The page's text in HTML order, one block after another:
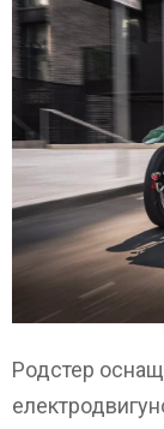
Родстер